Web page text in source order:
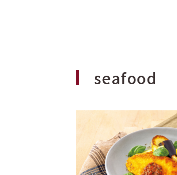
seafood